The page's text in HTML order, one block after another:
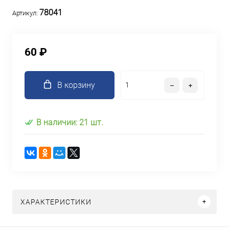
Артикул: 78041
60 ₽
В корзину
В наличии: 21 шт.
ХАРАКТЕРИСТИКИ